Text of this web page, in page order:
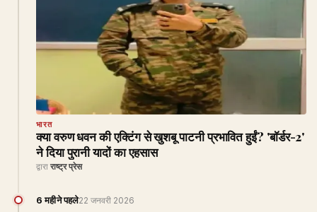
भारत
क्या वरुण धवन की एक्टिंग से खुशबू पाटनी प्रभावित हुईं? 'बॉर्डर-2'
ने दिया पुरानी यादों का एहसास
द्वारा राष्ट्र प्रेस
6 महीने पहले22 जनवरी 2026